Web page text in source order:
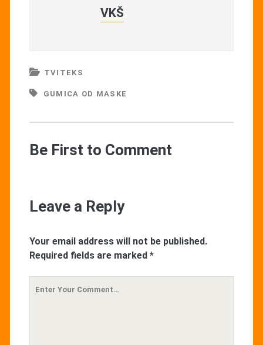
VKŠ
TVITEKS
GUMICA OD MASKE
Be First to Comment
Leave a Reply
Your email address will not be published.
Required fields are marked *